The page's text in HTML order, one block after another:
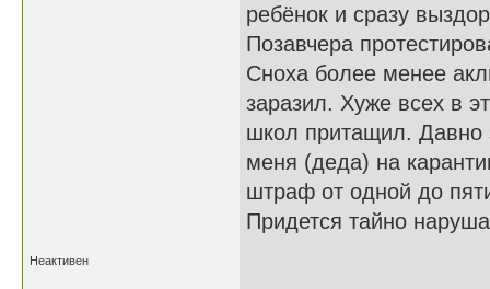
ребёнок и сразу
Позавчера
Сноха более менее
заразил. Хуже всех в
школ притащил. Давно
меня (деда) на
штраф от одной до
Придется тайно
Неактивен